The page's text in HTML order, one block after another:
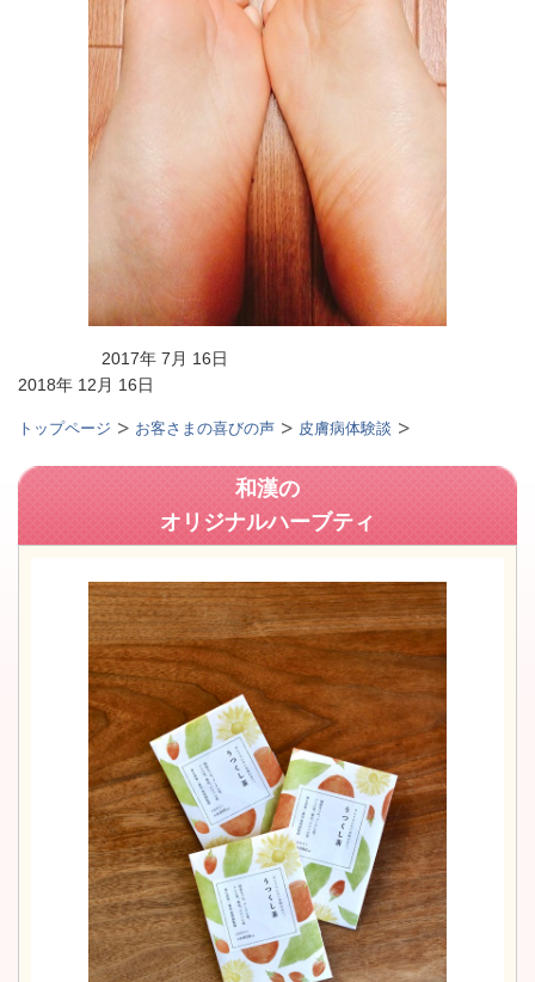
2017年 7月 16日
2018年 12月 16日
トップページ お客さまの喜びの声 皮膚病体験談
和漢の
オリジナルハーブティ